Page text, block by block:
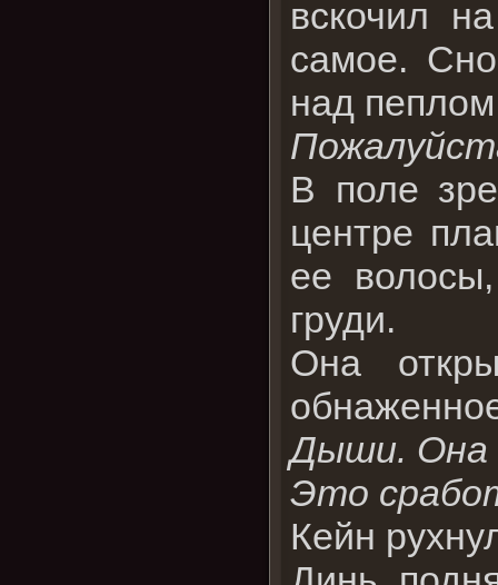
вскочил
самое.
над
В поле
центре
ее
груди.
Она
Дыши. Она
Это
Кейн